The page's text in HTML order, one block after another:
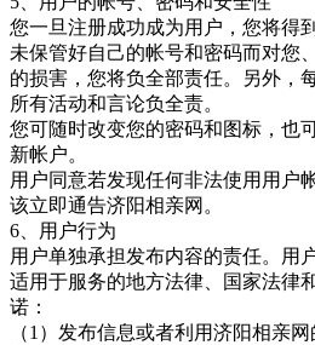
您一旦注册成功成为用户，您将得
未保管好自己的帐号和密码而对您
的损害，您将负全部责任。另外，
所有活动和言论负全责。
您可随时改变您的密码和图标，也
新帐户。
用户同意若发现任何非法使用用户
该立即通告济阳相亲网 。
6、用户行为
用户单独承担发布内容的责任。用
适用于服务的地方法律、国家法律
诺：
（1）发布信息或者利用济阳相亲